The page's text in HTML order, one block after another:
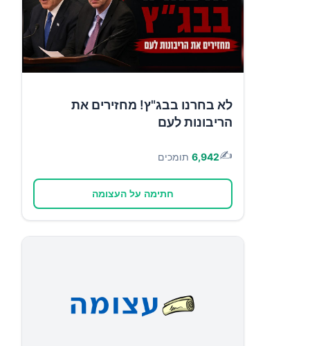
לא בחרנו בבג"ץ! מחזירים את
הריבונות לעם
✍️
6,942 תומכים
חתימה על העצומה